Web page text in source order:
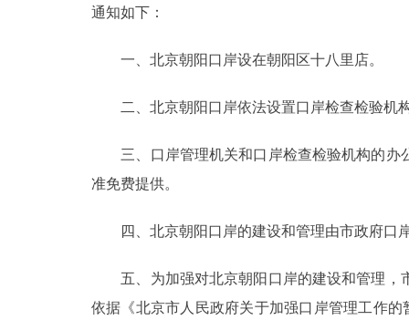
12345网上接诉即办
通知如下：
一、北京朝阳口岸设在朝阳区十八里店。
二、北京朝阳口岸依法设置口岸检查检验机
三、口岸管理机关和口岸检查检验机构的办
准免费提供。
四、北京朝阳口岸的建设和管理由市政府口
五、为加强对北京朝阳口岸的建设和管理，
依据《北京市人民政府关于加强口岸管理工作